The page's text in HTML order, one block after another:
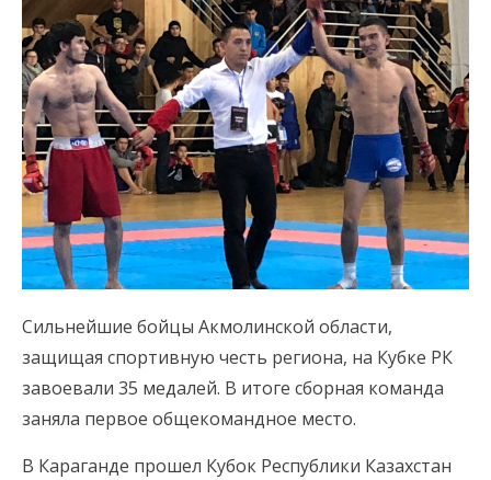
Сильнейшие бойцы Акмолинской области,
защищая спортивную честь региона, на Кубке РК
завоевали 35 медалей. В итоге сборная команда
заняла первое общекомандное место.
В Караганде прошел Кубок Республики Казахстан